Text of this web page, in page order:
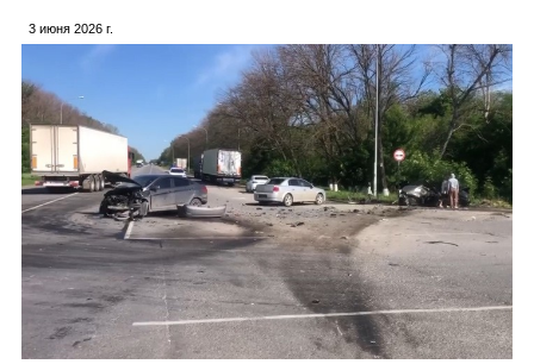
Каталог
Инфо
Гороскоп
3 июня 2026 г.